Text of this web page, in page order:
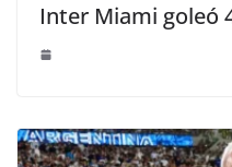
Inter Miami goleó